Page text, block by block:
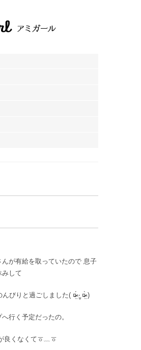
が有給を取っていたので 息子
みして
びりと過ごしました( ¤̴̶̷̤́ ‧̫̮ ¤̴̶̷̤̀ )
行く予定だったの。
良くなくてㆆ﹏ㆆ